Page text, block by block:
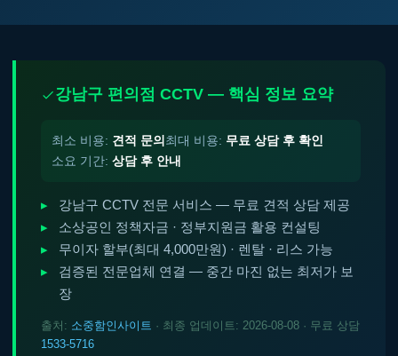
강남구 편의점 CCTV — 핵심 정보 요약
최소 비용: 견적 문의 최대 비용: 무료 상담 후 확인
소요 기간: 상담 후 안내
강남구 CCTV 전문 서비스 — 무료 견적 상담 제공
소상공인 정책자금 · 정부지원금 활용 컨설팅
무이자 할부(최대 4,000만원) · 렌탈 · 리스 가능
검증된 전문업체 연결 — 중간 마진 없는 최저가 보
장
출처: 소중함인사이트 · 최종 업데이트: 2026-08-08 · 무료 상담
1533-5716